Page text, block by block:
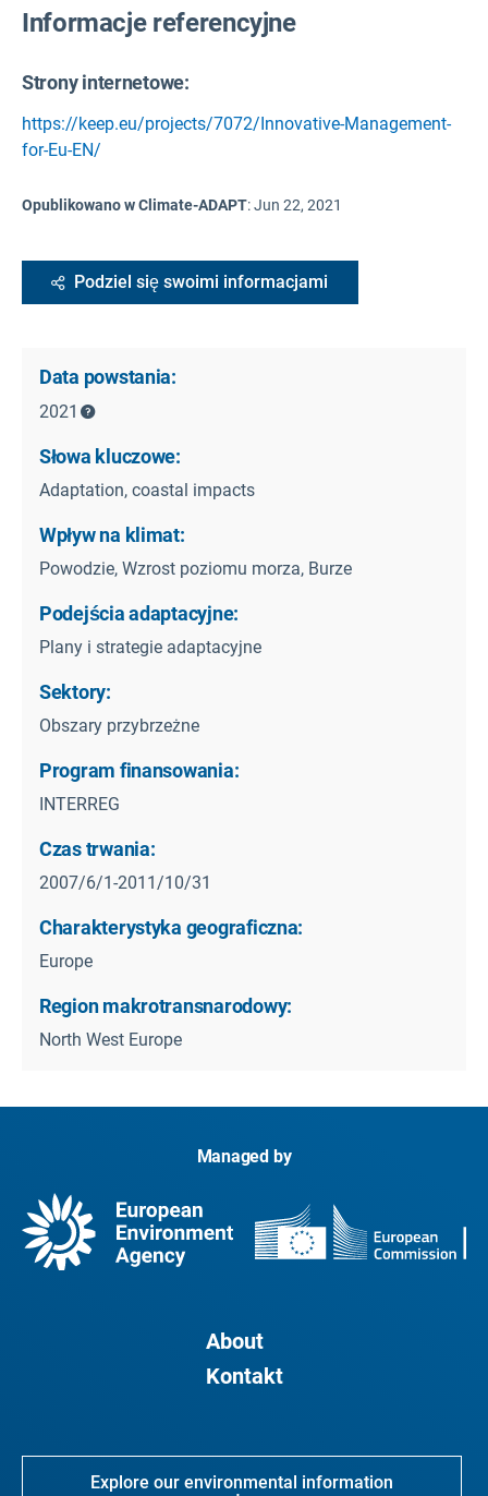
Informacje referencyjne
Strony internetowe:
https://keep.eu/projects/7072/Innovative-Management-
for-Eu-EN/
Opublikowano w Climate-ADAPT:Jun 22, 2021
Podziel się swoimi informacjami
Data powstania:
2021
Słowa kluczowe:
Adaptation, coastal impacts
Wpływ na klimat:
Powodzie, Wzrost poziomu morza, Burze
Podejścia adaptacyjne:
Plany i strategie adaptacyjne
Sektory:
Obszary przybrzeżne
Program finansowania:
INTERREG
Czas trwania:
2007/6/1-2011/10/31
Charakterystyka geograficzna:
Europe
Region makrotransnarodowy:
North West Europe
Managed by
About
Kontakt
Explore our environmental information